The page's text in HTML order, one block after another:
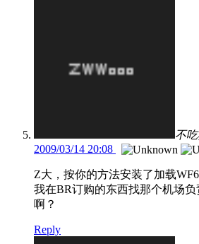
不
2009/03/14 20:08
Z大，按你的方法安装了加载
我在BR订购的东西找那个机场
啊？
Reply